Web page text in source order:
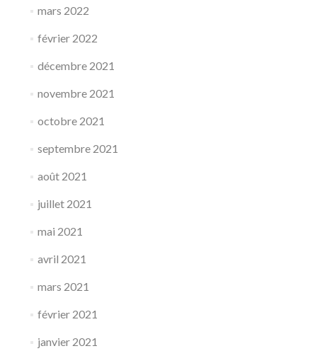
mars 2022
février 2022
décembre 2021
novembre 2021
octobre 2021
septembre 2021
août 2021
juillet 2021
mai 2021
avril 2021
mars 2021
février 2021
janvier 2021